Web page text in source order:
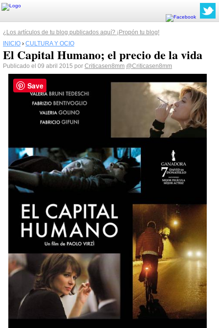
¿Los artículos de tu blog publicados aquí? ¡Propón tu blog!
INICIO › CULTURA Y OCIO
El Capital Humano; el precio de la vida
Publicado el 09 abril 2015 por Criticasen8mm @Criticasen8mm
Save